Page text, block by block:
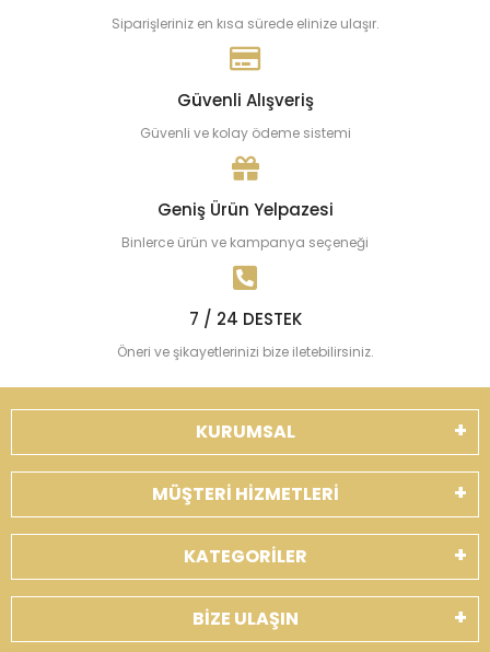
Siparişleriniz en kısa sürede elinize ulaşır.
Güvenli Alışveriş
Güvenli ve kolay ödeme sistemi
Geniş Ürün Yelpazesi
Binlerce ürün ve kampanya seçeneği
7 / 24 DESTEK
Öneri ve şikayetlerinizi bize iletebilirsiniz.
KURUMSAL
MÜŞTERİ HİZMETLERİ
KATEGORİLER
BİZE ULAŞIN